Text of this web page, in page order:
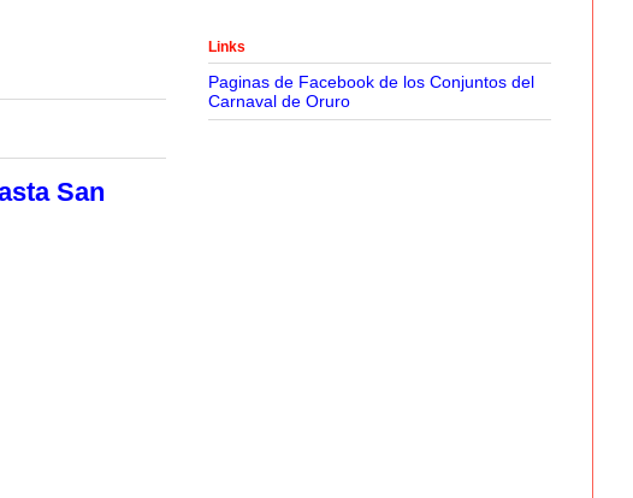
San
Links
Paginas de Facebook de los Conjuntos del
Carnaval de Oruro